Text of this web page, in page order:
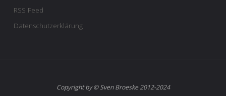
RSS Feed
Datenschutzerklärung
Copyright by © Sven Broeske 2012-2024